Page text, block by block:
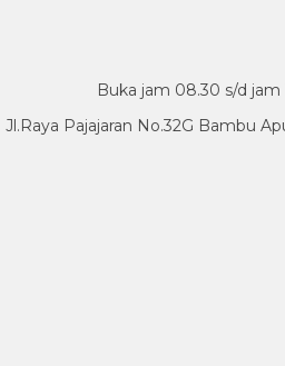
Buka jam 08.30 s/d
Jl.Raya Pajajaran No.32G Bambu